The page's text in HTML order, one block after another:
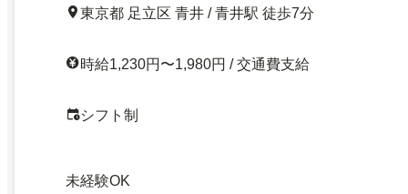
東京都 足立区 青井 / 青井駅 徒歩7分
時給1,230円〜1,980円 / 交通費支給
シフト制
未経験OK